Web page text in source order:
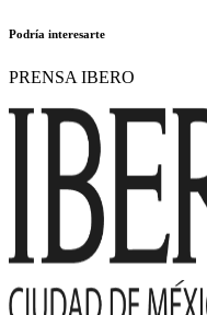
Podría interesarte
PRENSA IBERO